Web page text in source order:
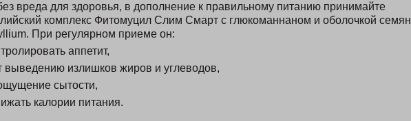
вреда для здоровья, в дополнение к правильному питанию принимайте
комплекс Фитомуцил Слим Смарт с глюкоманнаном и оболочкой семян
При регулярном приеме он:
аппетит,
выведению излишков жиров и углеводов,
сытости,
калории питания.